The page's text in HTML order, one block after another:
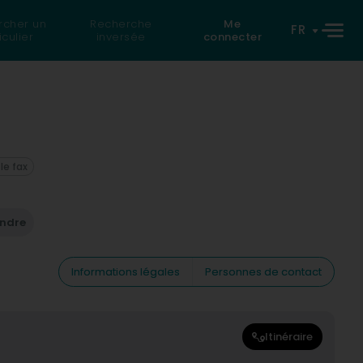
un
Recherche
inversée
Me
connecter
FR
fax
Informations légales
Personnes de contact
Itinéraire